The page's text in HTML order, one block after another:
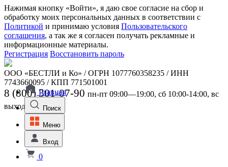
Нажимая кнопку «Войти», я даю свое согласие на сбор и
обработку моих персональных данных в соответствии с
Политикой и принимаю условия Пользовательского
соглашения, а так же я согласен получать рекламные и
информационные материалы.
Регистрация Восстановить пароль
ООО «БЕСТЛИ и Ко» / ОГРН 1077760358235 / ИНН
7743660095 / КПП 771501001
8 (800) 301-07-90 пн-пт 09:00—19:00, сб 10:00-14:00, вс
выходной
Главная
Поиск
Меню
Вход
0